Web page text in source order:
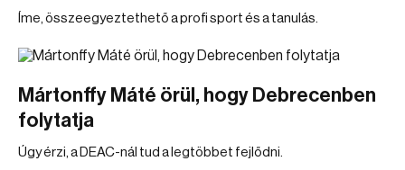
Íme, összeegyeztethető a profi sport és a tanulás.
Mártonffy Máté örül, hogy Debrecenben
folytatja
Úgy érzi, a DEAC-nál tud a legtöbbet fejlődni.